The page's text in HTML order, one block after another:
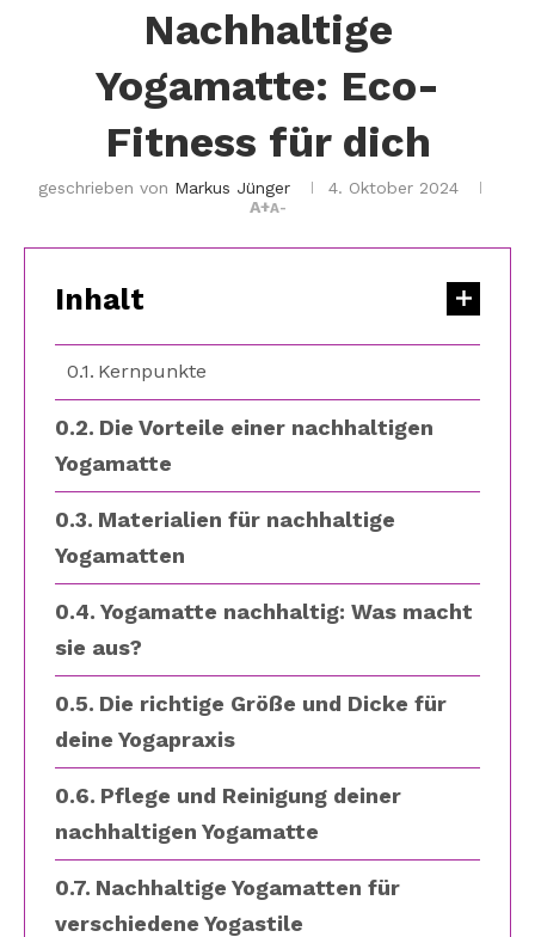
Nachhaltige
Yogamatte: Eco-
Fitness für dich
geschrieben von Markus Jünger
4. Oktober 2024
A+A-
Inhalt
Kernpunkte
Die Vorteile einer nachhaltigen
Yogamatte
Materialien für nachhaltige
Yogamatten
Yogamatte nachhaltig: Was macht
sie aus?
Die richtige Größe und Dicke für
deine Yogapraxis
Pflege und Reinigung deiner
nachhaltigen Yogamatte
Nachhaltige Yogamatten für
verschiedene Yogastile